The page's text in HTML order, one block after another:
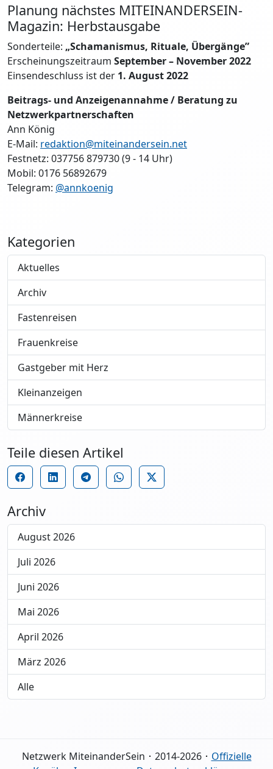
Planung nächstes MITEINANDERSEIN-
Magazin: Herbstausgabe
Sonderteile: „Schamanismus, Rituale, Übergänge”
Erscheinungszeitraum September – November 2022
Einsendeschluss ist der 1. August 2022
Beitrags- und Anzeigenannahme / Beratung zu
Netzwerkpartnerschaften
Ann König
E-Mail: redaktion@miteinandersein.net
Festnetz: 037756 879730 (9 - 14 Uhr)
Mobil: 0176 56892679
Telegram: @annkoenig
Kategorien
Aktuelles
Archiv
Fastenreisen
Frauenkreise
Gastgeber mit Herz
Kleinanzeigen
Männerkreise
Teile diesen Artikel
Archiv
August 2026
Juli 2026
Juni 2026
Mai 2026
April 2026
März 2026
Alle
Netzwerk MiteinanderSein ･ 2014-2026 ･ Offizielle